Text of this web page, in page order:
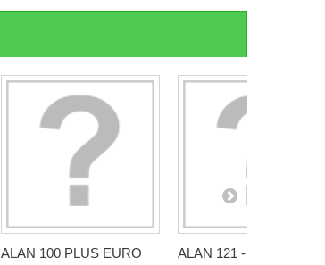
ALAN 100 PLUS EURO
ALAN 121 -